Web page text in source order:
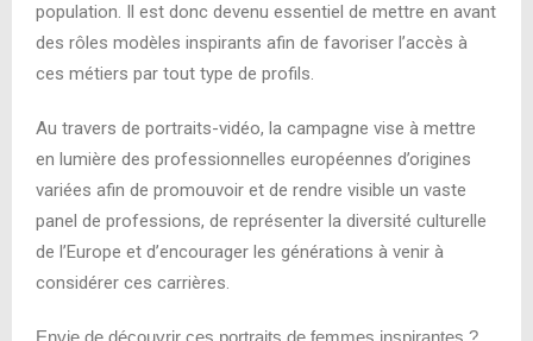
population. Il est donc devenu essentiel de mettre en avant
des rôles modèles inspirants afin de favoriser l’accès à
ces métiers par tout type de profils.
Au travers de portraits-vidéo, la campagne vise à mettre
en lumière des professionnelles européennes d’origines
variées afin de promouvoir et de rendre visible un vaste
panel de professions, de représenter la diversité culturelle
de l’Europe et d’encourager les générations à venir à
considérer ces carrières.